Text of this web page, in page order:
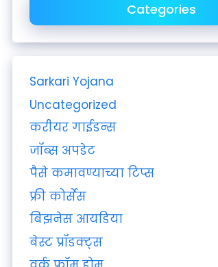
Categories
Sarkari Yojana
Uncategorized
करीयर गाईडन्स
जॉब्स अपडेट
पैसे कमावण्याच्या टिप्स
फ्री कोर्सेस
बिझनेस आयडिया
बेस्ट प्रॉडक्ट्स